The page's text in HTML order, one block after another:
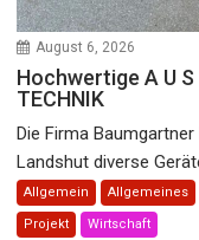
August 6, 2026
Hochwertige A U S
TECHNIK
Die Firma
Landshut diverse
Allgemein Allgemeines
Projekt Wirtschaft